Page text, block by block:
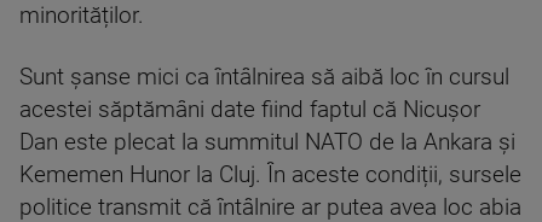
minorităților.
Sunt șanse mici ca întâlnirea să aibă loc în cursul
acestei săptămâni date fiind faptul că Nicușor
Dan este plecat la summitul NATO de la Ankara și
Kememen Hunor la Cluj. În aceste condiții, sursele
politice transmit că întâlnire ar putea avea loc abia